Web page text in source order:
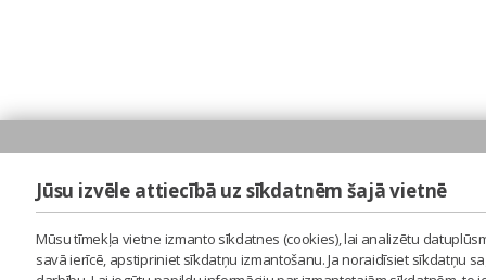
Jūsu izvēle attiecībā uz sīkdatnēm šajā vietnē
Mūsu tīmekļa vietne izmanto sīkdatnes (cookies), lai analizētu
savā ierīcē, apstipriniet sīkdatņu izmantošanu. Ja noraidīsiet sīkdatņu